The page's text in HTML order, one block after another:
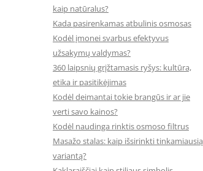
kaip natūralus?
Kada pasirenkamas atbulinis osmosas
Kodėl įmonei svarbus efektyvus
užsakymų valdymas?
360 laipsnių grįžtamasis ryšys: kultūra,
etika ir pasitikėjimas
Kodėl deimantai tokie brangūs ir ar jie
verti savo kainos?
Kodėl naudinga rinktis osmoso filtrus
Masažo stalas: kaip išsirinkti tinkamiausią
variantą?